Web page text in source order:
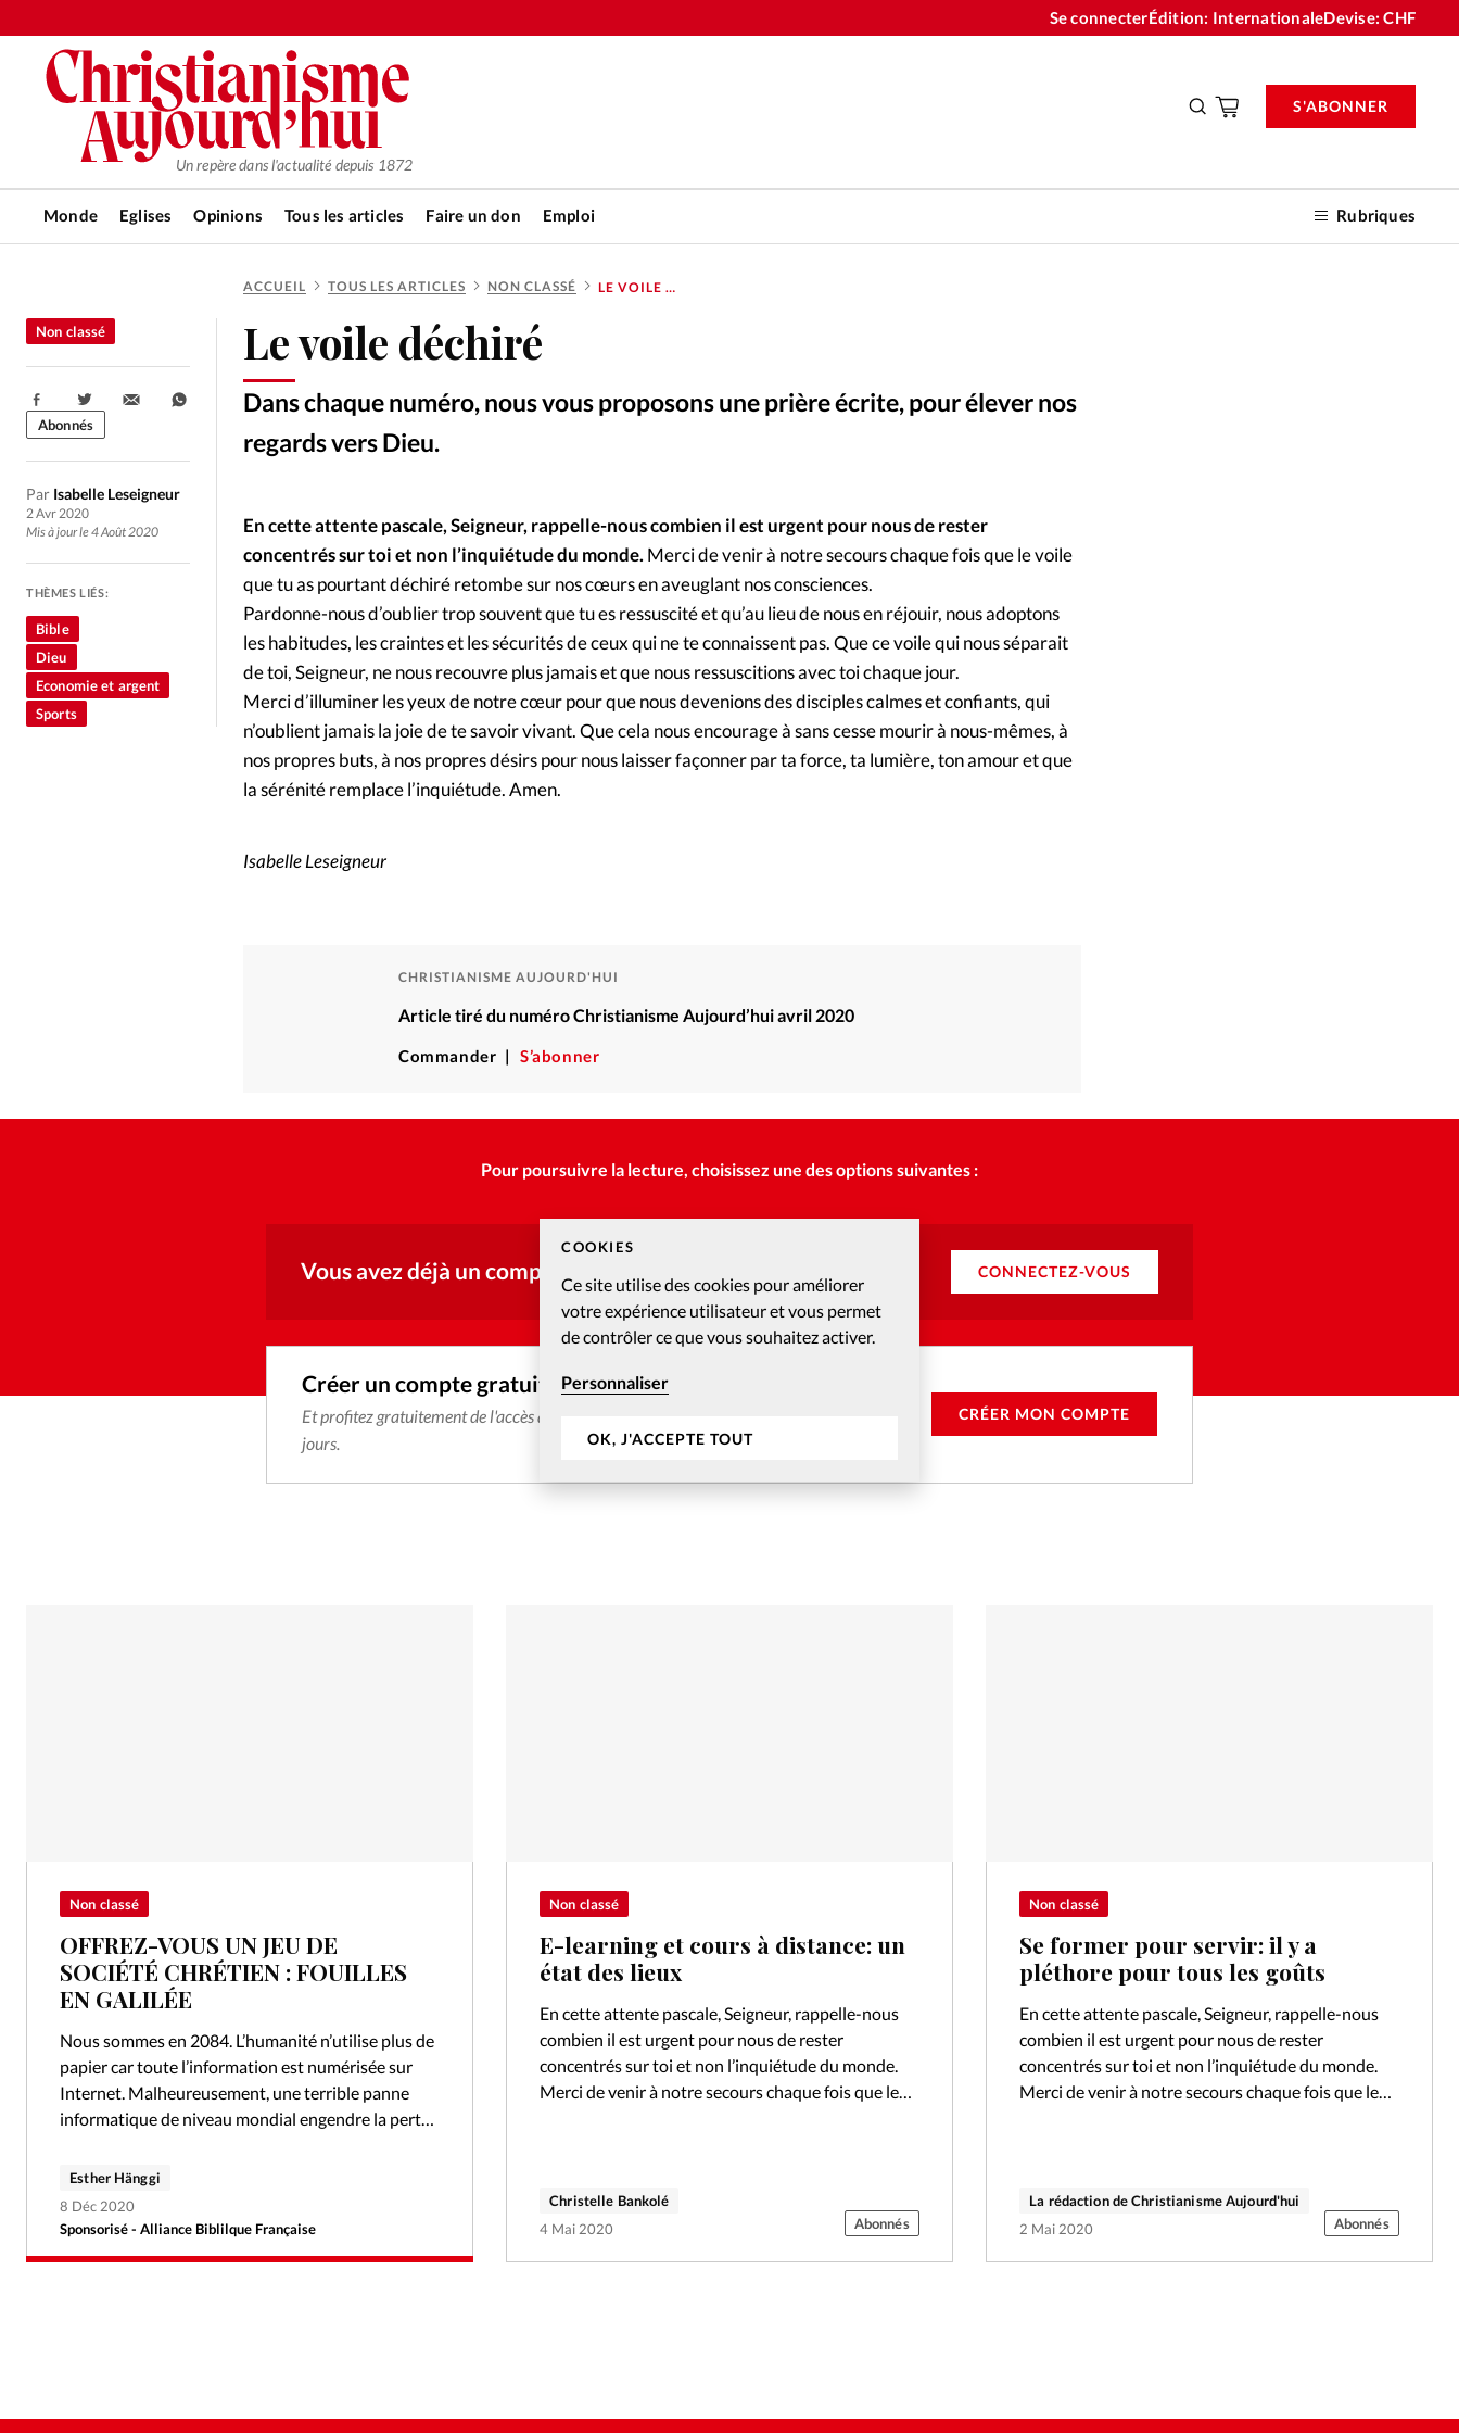
COOKIES
Ce site utilise des cookies pour améliorer
votre expérience utilisateur et vous permet
de contrôler ce que vous souhaitez activer.
Personnaliser
OK, J'ACCEPTE TOUT
Se connecterÉdition: InternationaleDevise:CHF
Un repère dans l'actualité depuis 1872
Monde Eglises Opinions Tous les articles Faire un don Emploi Rubriques
S'ABONNER
RUBRIQUES
Tous les articles
Actualité chrétienne
Actualité internationale
Chronique
Culture
Génération réveil
Monde
Opinions
Publireportage
Relations Aujourd'hui
Société
Tour du monde des Eglises
Vécu Vie Intérieure
À propos
La rédaction
Mon compte
Changemement d'adresse
ACCUEIL TOUS LES ARTICLES NON CLASSÉ LE VOILE DÉCHIRÉ
Le voile déchiré
Dans chaque numéro, nous vous proposons une prière écrite, pour élever nos
regards vers Dieu.
Non classé
Par Isabelle Leseigneur
2 Avr 2020
Mis à jour le 4 Août 2020
Partager:
Abonnés
THÈMES LIÉS:
Bible
Dieu
Economie et argent
Sports
En cette attente pascale, Seigneur, rappelle-nous combien il est urgent pour nous de rester
concentrés sur toi et non l’inquiétude du monde.Merci de venir à notre secours chaque fois que le voile
que tu as pourtant déchiré retombe sur nos cœurs en aveuglant nos consciences.
Pardonne-nous d’oublier trop souvent que tu es ressuscité et qu’au lieu de nous en réjouir, nous adoptons
les habitudes, les craintes et les sécurités de ceux qui ne te connaissent pas. Que ce voile qui nous séparait
de toi, Seigneur, ne nous recouvre plus jamais et que nous ressuscitions avec toi chaque jour.
Merci d’illuminer les yeux de notre cœur pour que nous devenions des disciples calmes et confiants, qui
n’oublient jamais la joie de te savoir vivant. Que cela nous encourage à sans cesse mourir à nous-mêmes, à
nos propres buts, à nos propres désirs pour nous laisser façonner par ta force, ta lumière, ton amour et que
la sérénité remplace l’inquiétude. Amen.
Isabelle Leseigneur
CHRISTIANISME AUJOURD'HUI
Article tiré du numéro Christianisme Aujourd’hui avril 2020
Commander S’abonner
Pour poursuivre la lecture, choisissez une des options suivantes :
Vous avez déjà un compte ? CONNECTEZ-VOUS
Créer un compte gratuitement
Et profitez gratuitement de l'accès aux articles web réservés aux abonnés pendant 14
jours.
CRÉER MON COMPTE
Non classé
OFFREZ-VOUS UN JEU DE
SOCIÉTÉ CHRÉTIEN : FOUILLES
EN GALILÉE
Nous sommes en 2084. L’humanité n’utilise plus de
papier car toute l’information est numérisée sur
Internet. Malheureusement, une terrible panne
informatique de niveau mondial engendre la perte
Sponsorisé - Alliance Biblilque Française
Esther Hänggi
8 Déc 2020
Non classé
E-learning et cours à distance: un
état des lieux
En cette attente pascale, Seigneur, rappelle-nous
combien il est urgent pour nous de rester
concentrés sur toi et non l’inquiétude du monde.
Merci de venir à notre secours chaque fois que le
Christelle Bankolé
4 Mai 2020
Abonnés
Non classé
Se former pour servir: il y a
pléthore pour tous les goûts
En cette attente pascale, Seigneur, rappelle-nous
combien il est urgent pour nous de rester
concentrés sur toi et non l’inquiétude du monde.
Merci de venir à notre secours chaque fois que le
La rédaction de Christianisme Aujourd'hui
2 Mai 2020
Abonnés